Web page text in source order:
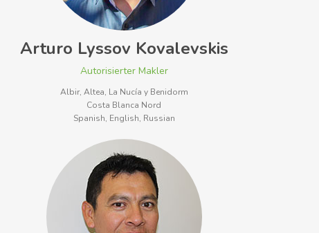
Arturo Lyssov Kovalevskis
Autorisierter Makler
Albir, Altea, La Nucía y Benidorm
Costa Blanca Nord
Spanish, English, Russian